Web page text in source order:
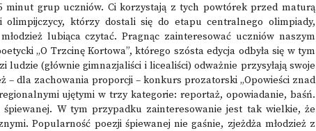
minut grup uczniów. Ci korzystają z tych powtórek przed maturą
olimpijczycy, którzy dostali się do etapu centralnego olimpiady,
lubiąca czytać. Pragnąc zainteresować uczniów naszym
„O Trzcinę Kortowa”, którego szósta edycja odbyła się w tym
ludzie (głównie gimnazjaliści i licealiści) odważnie przysyłają swoje
– dla zachowania proporcji – konkurs prozatorski „Opowieści znad
ujętymi w trzy kategorie: reportaż, opowiadanie, baśń.
W tym przypadku zainteresowanie jest tak wielkie, że
Popularność poezji śpiewanej nie gaśnie, zjeżdża młodzież z